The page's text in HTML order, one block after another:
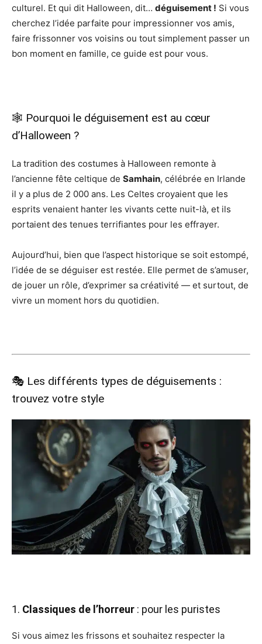
culturel. Et qui dit Halloween, dit… déguisement ! Si vous
cherchez l’idée parfaite pour impressionner vos amis,
faire frissonner vos voisins ou tout simplement passer un
bon moment en famille, ce guide est pour vous.
🕸 Pourquoi le déguisement est au cœur
d’Halloween ?
La tradition des costumes à Halloween remonte à
l’ancienne fête celtique de Samhain, célébrée en Irlande
il y a plus de 2 000 ans. Les Celtes croyaient que les
esprits venaient hanter les vivants cette nuit-là, et ils
portaient des tenues terrifiantes pour les effrayer.
Aujourd’hui, bien que l’aspect historique se soit estompé,
l’idée de se déguiser est restée. Elle permet de s’amuser,
de jouer un rôle, d’exprimer sa créativité — et surtout, de
vivre un moment hors du quotidien.
🎭 Les différents types de déguisements :
trouvez votre style
1. Classiques de l’horreur : pour les puristes
Si vous aimez les frissons et souhaitez respecter la